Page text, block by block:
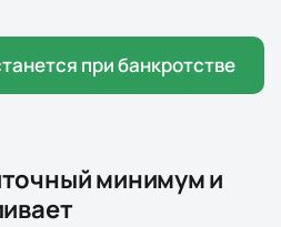
при банкротстве
минимум и